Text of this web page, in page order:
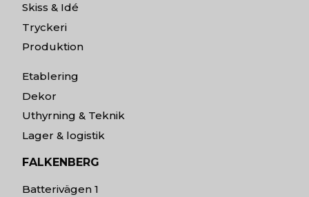
Skiss & Idé
Tryckeri
Produktion
Etablering
Dekor
Uthyrning & Teknik
Lager & logistik
FALKENBERG
Batterivägen 1